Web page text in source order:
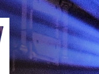
Sakara Records